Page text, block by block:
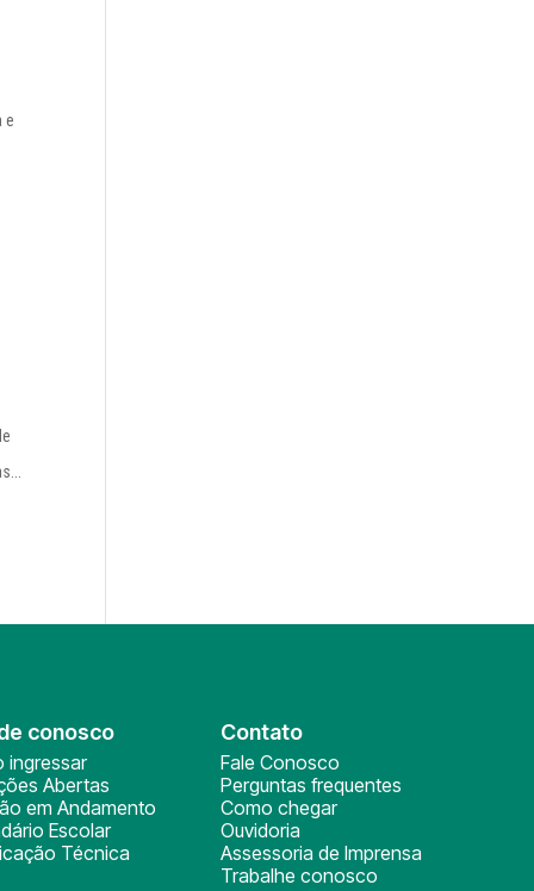
e
conosco
ingressar
Abertas
em Andamento
Escolar
Técnica
Contato
Fale Conosco
Perguntas frequentes
Como chegar
Ouvidoria
Assessoria de Imprensa
Trabalhe conosco